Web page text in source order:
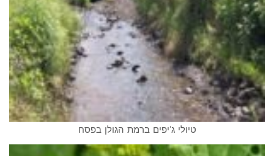
טיולי ג'יפים ברמת הגולן בפסח